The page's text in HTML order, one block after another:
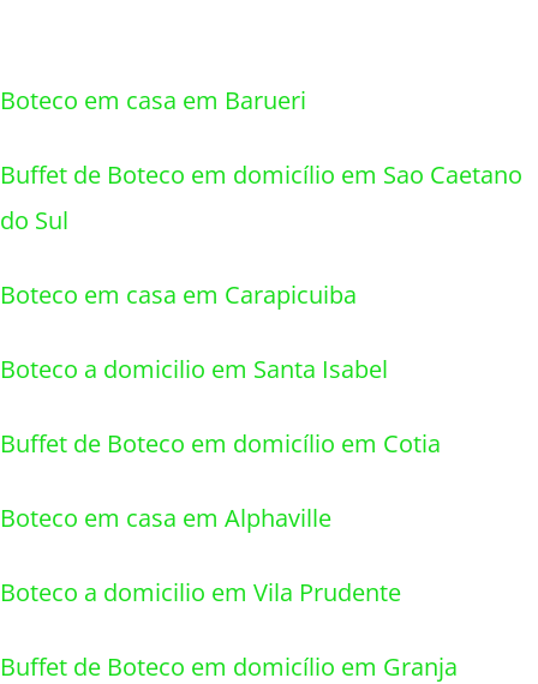
Boteco em casa em Barueri
Buffet de Boteco em domicílio em Sao Caetano
do Sul
Boteco em casa em Carapicuiba
Boteco a domicilio em Santa Isabel
Buffet de Boteco em domicílio em Cotia
Boteco em casa em Alphaville
Boteco a domicilio em Vila Prudente
Buffet de Boteco em domicílio em Granja